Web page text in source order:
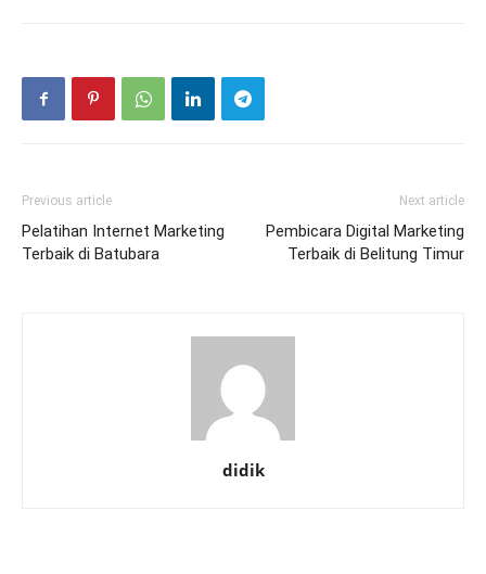
Previous article
Pelatihan Internet Marketing
Terbaik di Batubara
Next article
Pembicara Digital Marketing
Terbaik di Belitung Timur
didik